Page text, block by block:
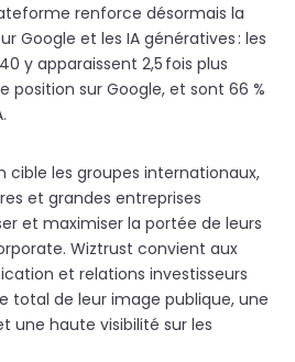
renforce désormais la
Google et les IA génératives : les
y apparaissent 2,5 fois plus
position sur Google, et sont 66 %
cible les groupes internationaux,
et grandes entreprises
et maximiser la portée de leurs
Wiztrust convient aux
et relations investisseurs
total de leur image publique, une
une haute visibilité sur les